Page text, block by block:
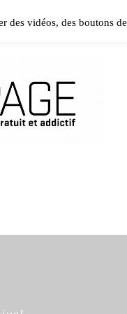
from Appearance →
vidéos, des boutons